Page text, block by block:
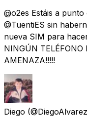
@o2es Estáis a
@TuentiES sin
nueva SIM para
NINGÚN TELÉFONO
AMENAZA!!!!!
Diego